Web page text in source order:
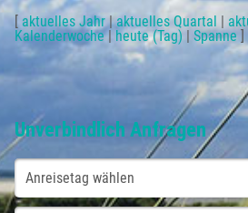
[ aktuelles Jahr|aktuelles Quartal
Kalenderwoche| heute (Tag) |Spanne
Unverbindlich Anfragen